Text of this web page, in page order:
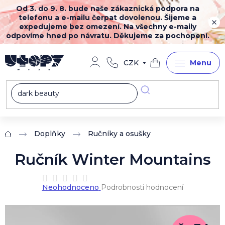
Přejít
na
obsah
Od 3. do 9. 8. bude naše zákaznická podpora na
telefonu a e-mailu čerpat dovolenou. Šijeme a
expedujeme bez omezení. Na všechny e-maily
odpovíme hned po návratu. Děkujeme za pochopení.
CZK
Nákupní
košík
Domů Doplňky Ručníky a osušky
Ručník Winter Mountains
Průměrné
hodnocení
Neohodnoceno Podrobnosti hodnocení